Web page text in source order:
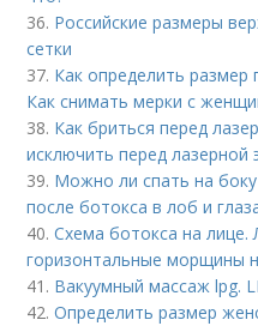
36. Российские размеры
сетки
37. Как определить размер
Как снимать мерки с
38. Как бриться перед
исключить перед лазерной
39. Можно ли спать на
после ботокса в лоб и
40.Схема ботокса на
горизонтальные морщины
41. Вакуумный массаж lpg.
42.Определить размер